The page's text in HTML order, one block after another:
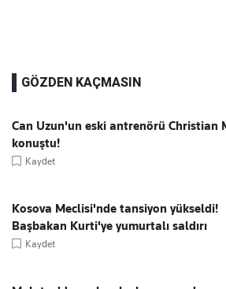
GÖZDEN KAÇMASIN
Can Uzun'un eski antrenörü Christian
konuştu!
Kaydet
Kosova Meclisi'nde tansiyon yükseldi!
Başbakan Kurti'ye yumurtalı saldırı
Kaydet